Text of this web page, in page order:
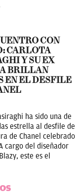
CON
CARLOTA
Y SU EX
BRILLAN
EN EL DESFILE
ha sido una de
estrella al desfile de
de Chanel celebrado
cargo del diseñador
este es el